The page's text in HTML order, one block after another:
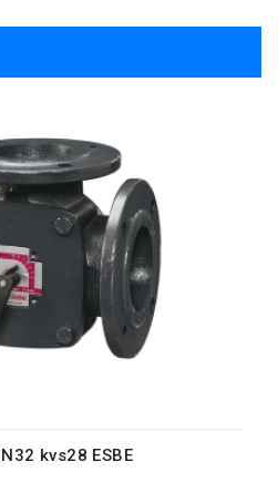
kvs28 ESBE